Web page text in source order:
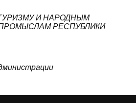
И НАРОДНЫМ
РЕСПУБЛИКИ